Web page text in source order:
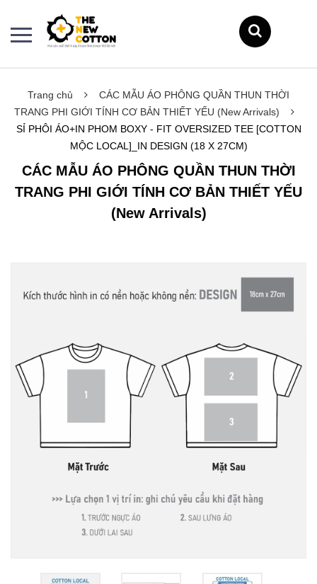
Trang chủ
CÁC MẪU ÁO PHÔNG QUẦN THUN THỜI
TRANG PHI GIỚI TÍNH CƠ BẢN THIẾT YẾU (New Arrivals)
SỈ PHÔI ÁO+IN PHOM BOXY - FIT OVERSIZED TEE [COTTON
MỘC LOCAL]_IN DESIGN (18 X 27CM)
CÁC MẪU ÁO PHÔNG QUẦN THUN THỜI
TRANG PHI GIỚI TÍNH CƠ BẢN THIẾT YẾU
(New Arrivals)